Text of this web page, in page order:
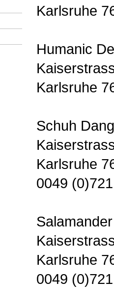
Karlsruhe
Humanic
Karlsruhe
Schuh
Karlsruhe
0049
Karlsruhe
0049